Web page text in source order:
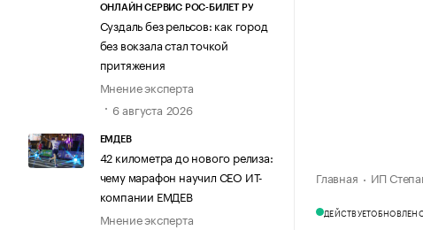
ОНЛАЙН СЕРВИС РОС-БИЛЕТ РУ
Суздаль без рельсов: как город
без вокзала стал точкой
притяжения
Мнение эксперта
6 августа 2026
ЕМДЕВ
42 километра до нового релиза:
чему марафон научил СЕО ИТ-
компании ЕМДЕВ
Мнение эксперта
Главная ИП
ДЕЙСТВУЕТ